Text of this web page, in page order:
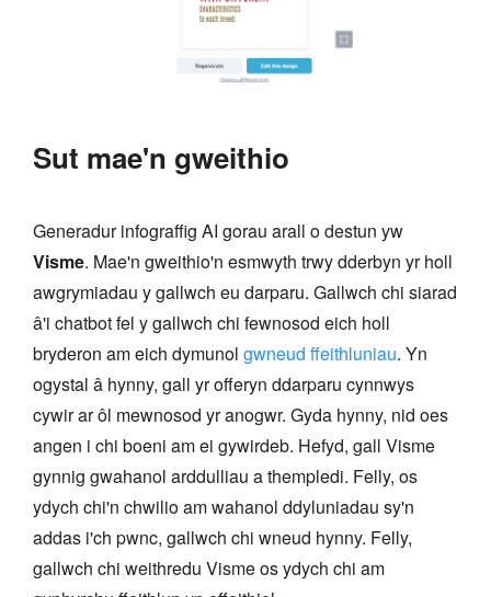
Sut mae'n gweithio
Generadur infograffig AI gorau arall o destun yw
Visme. Mae'n gweithio'n esmwyth trwy dderbyn yr holl
awgrymiadau y gallwch eu darparu. Gallwch chi siarad
â'i chatbot fel y gallwch chi fewnosod eich holl
bryderon am eich dymunol gwneud ffeithluniau. Yn
ogystal â hynny, gall yr offeryn ddarparu cynnwys
cywir ar ôl mewnosod yr anogwr. Gyda hynny, nid oes
angen i chi boeni am ei gywirdeb. Hefyd, gall Visme
gynnig gwahanol arddulliau a thempledi. Felly, os
ydych chi'n chwilio am wahanol ddyluniadau sy'n
addas i'ch pwnc, gallwch chi wneud hynny. Felly,
gallwch chi weithredu Visme os ydych chi am